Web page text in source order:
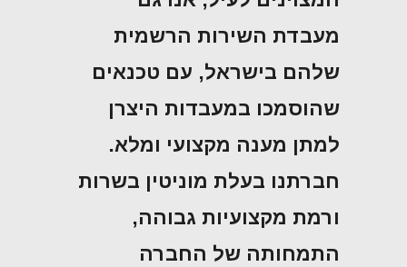
מעבדת השירות הרשמית
שלהם בישראל, עם טכנאים
שהוסמכו במעבדות היצרן
למתן מענה מקצועי ומלא.
חברתנו בעלת מוניטין בשרות
ורמת מקצועיות גבוהה,
התמחותה של החברה